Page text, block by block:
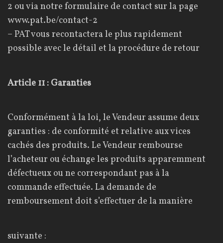
2 ou via notre formulaire de contact sur la page
www.pat.be/contact-2
– PAT vous recontactera le plus rapidement
possible avec le détail et la procédure de retour
Article 11 : Garanties
Conformément à la loi, le Vendeur assume deux
garanties : de conformité et relative aux vices
cachés des produits. Le Vendeur rembourse
l’acheteur ou échange les produits apparemment
défectueux ou ne correspondant pas à la
commande effectuée. La demande de
remboursement doit s’effectuer de la manière
suivante :